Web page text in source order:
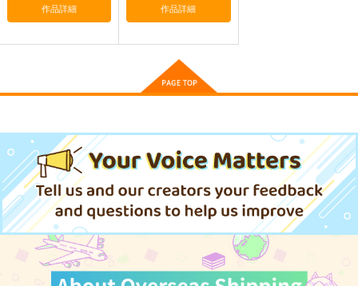
神座万象・第十四機
2,178円 （税込）
オリジナル
サンプル
カート
Fresh＆Smooth
ロイヤルマウンテン
青山 澄香
白峰 莉花
メレ・レタナグア
サンプル
カート
ロイヤルマウンテン
オリジナル
青山 澄香
白峰 莉花
メレ・レタナグア
サンプル
カート
作品詳細 作品詳細